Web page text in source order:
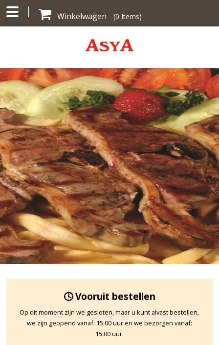
Winkelwagen (0 Items)
🕓 Vooruit bestellen
Op dit moment zijn we gesloten, maar u kunt alvast bestellen,
we zijn geopend vanaf: 15:00 uur en we bezorgen vanaf:
15:00 uur.